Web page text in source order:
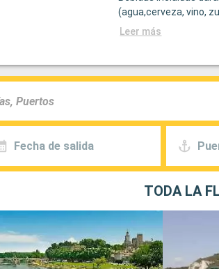
(agua,cerveza, vino,
Leer más
Fecha de salida
TODA LA